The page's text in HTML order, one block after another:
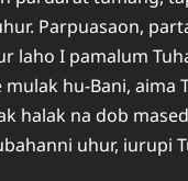
Parpuasaon,
laho I pamalum
hu-Bani, aima
halak na dob
uhur, iurupi